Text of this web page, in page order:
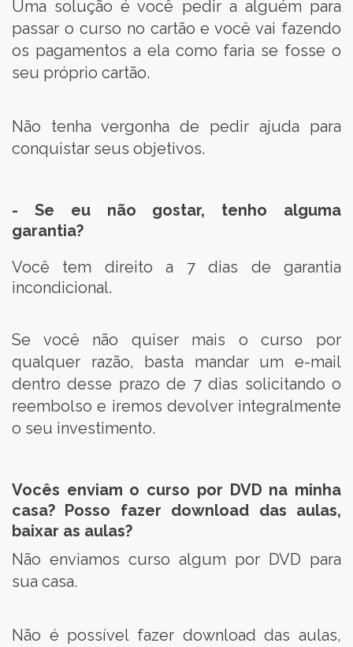
Uma solução é você pedir a alguém para
passar o curso no cartão e você vai fazendo
os pagamentos a ela como faria se fosse o
seu próprio cartão.
Não tenha vergonha de pedir ajuda para
conquistar seus objetivos.
- Se eu não gostar, tenho alguma
garantia?
Você tem direito a 7 dias de garantia
incondicional.
Se você não quiser mais o curso por
qualquer razão, basta mandar um e-mail
dentro desse prazo de 7 dias solicitando o
reembolso e iremos devolver integralmente
o seu investimento.
Vocês enviam o curso por DVD na minha
casa? Posso fazer download das aulas,
baixar as aulas?
Não enviamos curso algum por DVD para
sua casa.
Não é possível fazer download das aulas,